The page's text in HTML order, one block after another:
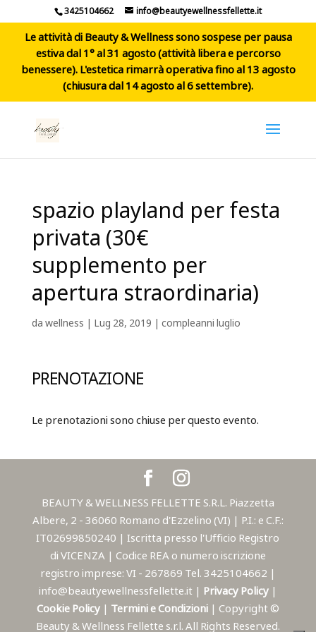
3425104662 info@beautyewellnessfellette.it
Le attività di Beauty & Wellness sono sospese per pausa
estiva dal 1° al 31 agosto (attività libera e percorso
benessere). L'estetica rimarrà operativa fino al 13 agosto
(chiusura dal 14 agosto al 6 settembre).
spazio playland per festa
privata (30€
supplemento per
apertura straordinaria)
dawellness | Lug 28, 2019 | compleanni luglio
PRENOTAZIONE
Le prenotazioni sono chiuse per questo evento.
BEAUTY & WELLNESS FELLETTE S.R.L. Piazzetta
Albere, 2 - 36060 Romano d'Ezzelino (VI) | P.I.: e C.F.:
IT02699850240 | Iscritta presso l'Ufficio Registro
di VICENZA | Codice REA o numero iscrizione
registro imprese: VI - 267869 Tel. 3425104662 |
info@beautyewellnessfellette.it | Privacy Policy |
Cookie Policy | Termini e Condizioni | Copyright ©
Beauty & Wellness Fellette s.r.l. All Rights Reserved.